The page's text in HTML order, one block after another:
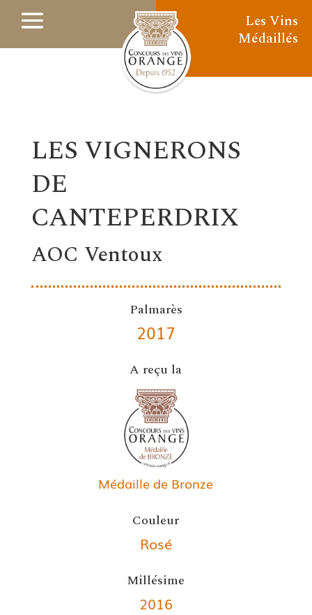
Les Vins
Médaillés
LES VIGNERONS
DE
CANTEPERDRIX
AOC Ventoux
Palmarès
2017
A reçu la
Médaille de Bronze
Couleur
Rosé
Millésime
2016